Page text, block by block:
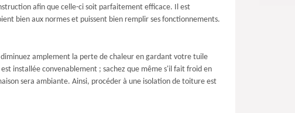
afin que celle-ci soit parfaitement efficace. Il est
bien aux normes et puissent bien remplir ses fonctionnements.
diminuez amplement la perte de chaleur en gardant votre tuile
installée convenablement ; sachez que même s'il fait froid en
sera ambiante. Ainsi, procéder à une isolation de toiture est